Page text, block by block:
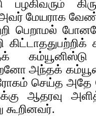
பழகிவரும்
மேயராக
பெறாமல்
கம்யூனிஸ்டு
அந்தக்
செய்த அதே
ஆதரவு
கூறினவர்.